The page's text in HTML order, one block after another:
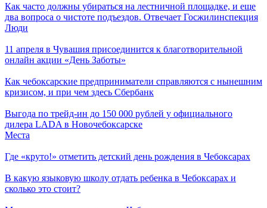
Как часто должны убираться на лестничной площадке, и еще
два вопроса о чистоте подъездов. Отвечает Госжилинспекция
Люди
11 апреля в Чувашия присоединится к благотворительной
онлайн акции «День Заботы»
Как чебоксарские предприниматели справляются с нынешним
кризисом, и при чем здесь Сбербанк
Выгода по трейд-ин до 150 000 рублей у официального
дилера LADA в Новочебоксарске
Места
Где «круто!» отметить детский день рождения в Чебоксарах
В какую языковую школу отдать ребенка в Чебоксарах и
сколько это стоит?